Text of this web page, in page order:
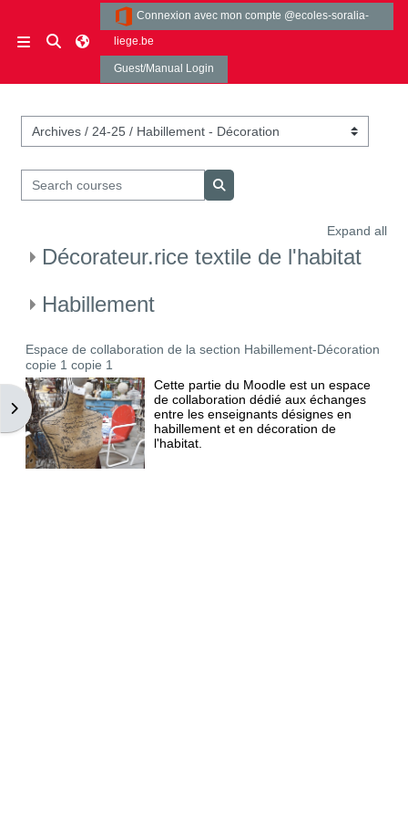
Skip to main content
Toggle search input
Connexion avec mon compte @ecoles-soralia-
liege.be
Guest/Manual Login
Open block drawer
Course categories
Search courses
Expand all
Décorateur.rice textile de l'habitat
Habillement
Espace de collaboration de la section Habillement-Décoration
copie 1 copie 1
Cette partie du Moodle est un espace
de collaboration dédié aux échanges
entre les enseignants désignes en
habillement et en décoration de
l'habitat.